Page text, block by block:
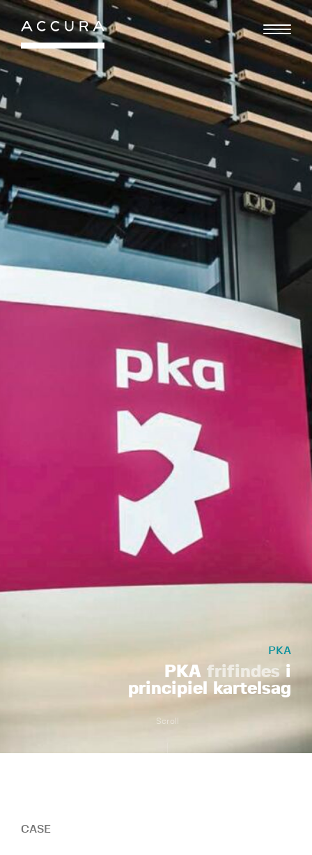
Gå
til
indhold
PKA
PKA frifindes i
principiel kartelsag
Scroll
CASE